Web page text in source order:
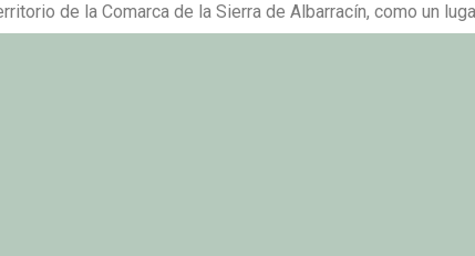
de la Comarca de la Sierra de Albarracín, como un